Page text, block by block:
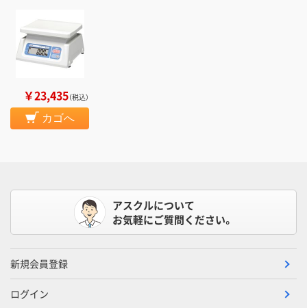
￥23,435（税込）
カゴへ
アスクルについて
お気軽にご質問ください。
新規会員登録
ログイン